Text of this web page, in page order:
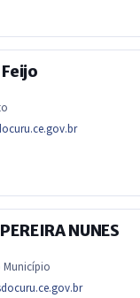
NUNES
Município